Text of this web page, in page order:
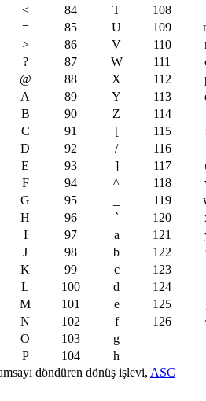
< 84 T
108
= 85 U 109
> 86 V 110
? 87 W 111
@ 88 X 112
A 89 Y 113
B 90 Z 114
C 91 [ 115
D 92 /
116
E 93 ] 117
F 94 ^ 118
G 95 119
H 96 ` 120
I 97 a 121
J 98 b 122
K 99 c 123
L 100 d
124
M 101 e 125
N 102 f 126
O 103
g
P 104
h
döndüren dönüş işlevi, ASC